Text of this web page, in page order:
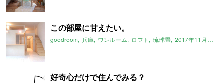
この部屋に甘えたい。
goodroom 兵庫 ワンルーム ロフト 琉球畳 2017年11月のおすすめ
好奇心だけで住んでみる？